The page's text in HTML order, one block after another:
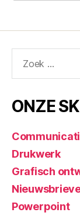
ONZE
Drukwerk
Grafisch
Powerpoint